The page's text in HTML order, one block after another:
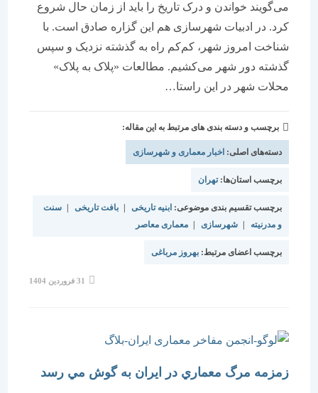
می‌گویند خواندن و درک تاریخ را باید از زمان حال شروع
کرد. در ادبیات شهرسازی هم این گزاره صادق است. با
شناخت امروز شهر، کم‌کم راه به گذشته نزدیک و سپس
گذشته دور شهر می‌کشیم. مطالعات «پلاک به پلاک»
محلات شهر در این راستا…
برچسب و دسته بندی های مرتبط به این مقاله:
دسته‌های اصلی:اخبار معماری و شهرسازی
برچسب استان‌ها:تهران
برچسب تقسیم بندی موضوعی:ابنیه تاریخی | بافت تاریخی | سنت
و مدرنیته | شهرسازی | معماری معاصر
برچسب اعضای مرتبط: بهروز مرباغی
زمزمه مرگ معماري در ايران به گوش مي رسد